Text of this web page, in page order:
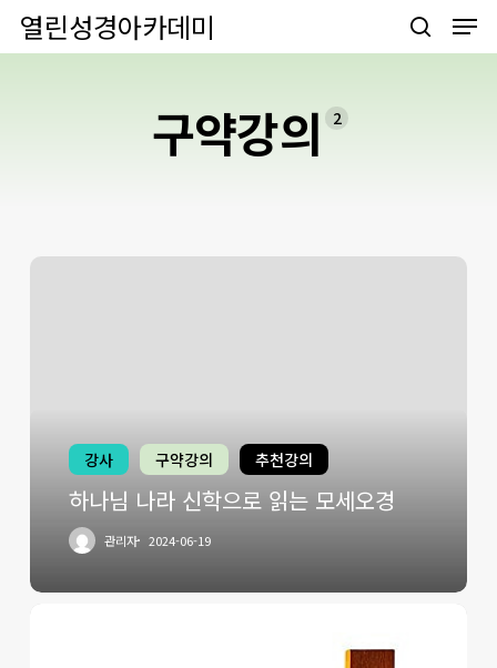
Skip열린성경아카데미
search
구약강의 2
강사 구약강의 추천강의
하나님 나라 신학으로 읽는 모세오경
관리자 2024-06-19